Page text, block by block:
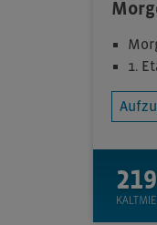
1.
219